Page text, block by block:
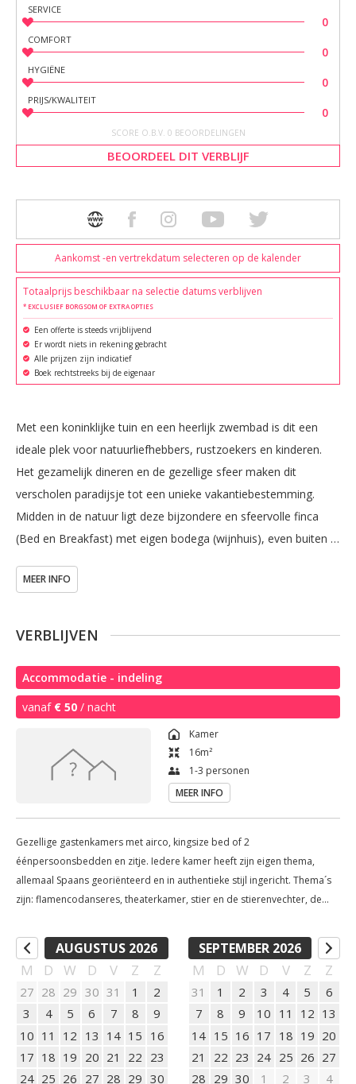
Met een koninklijke tuin en een heerlijk zwembad is dit een
ideale plek voor natuurliefhebbers, rustzoekers en kinderen.
Het gezamelijk dineren en de gezellige sfeer maken dit
verscholen paradijsje tot een unieke vakantiebestemming.
Midden in de natuur ligt deze bijzondere en sfeervolle finca
(Bed en Breakfast) met eigen bodega (wijnhuis), even buiten
Centraal gelegen tussen Sevilla, Malaga, Ronda en Jerez.
fietsen, massage, wifi.
MEER INFO
VERBLIJVEN
Accommodatie - indeling
vanaf € 50 / nacht
Kamer
16m²
1-3 personen
MEER INFO
Gezellige gastenkamers met airco, kingsize bed of 2
éénpersoonsbedden en zitje. Iedere kamer heeft zijn eigen thema,
allemaal Spaans georiënteerd en in authentieke stijl ingericht. Thema´s
zijn: flamencodanseres, theaterkamer, stier en de stierenvechter, de
AUGUSTUS 2026
M D W D V Z Z
27 28 29 30 31 1
2
3
4 5 6 7 8
9
10 11 12 13 14 15 16
17 18 19 20 21 22 23
24 25 26 27 28 29 30
SEPTEMBER 2026
M D W D V Z Z
31 1 2 3 4 5
6
7
8 9 10 11 12 13
14 15 16 17 18 19 20
21
22 23 24 25 26 27
28 29 30 1 2 3 4
Aankomst -en vertrekdatum selecteren op de kalender
Totaalprijs beschikbaar na selectie datums verblijven
* EXCLUSIEF BORGSOM OF EXTRA OPTIES
Een offerte is steeds vrijblijvend
Er wordt niets in rekening gebracht
Alle prijzen zijn indicatief
Boek rechtstreeks bij de eigenaar
SERVICE
0
COMFORT
0
HYGIËNE
0
PRIJS/KWALITEIT
0
SCORE O.B.V. 0 BEOORDELINGEN
BEOORDEEL DIT VERBLIJF